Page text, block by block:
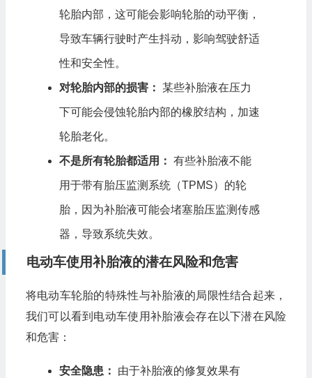
轮胎内部，这可能会影响轮胎的动平衡，
导致车辆行驶时产生抖动，影响驾驶舒适
性和安全性。
对轮胎内部的损害： 某些补胎液在压力
下可能会侵蚀轮胎内部的橡胶结构，加速
轮胎老化。
不是所有轮胎都适用： 有些补胎液不能
用于带有胎压监测系统（TPMS）的轮
胎，因为补胎液可能会堵塞胎压监测传感
器，导致系统失效。
电动车使用补胎液的潜在风险和危害
将电动车轮胎的特殊性与补胎液的局限性结合起来，
我们可以看到电动车使用补胎液会存在以下潜在风险
和危害：
安全隐患： 由于补胎液的修复效果有